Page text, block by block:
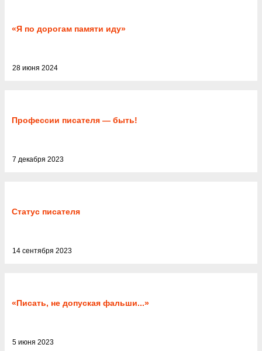
«Я по дорогам памяти иду»
28 июня 2024
Профессии писателя — быть!
7 декабря 2023
Статус писателя
14 сентября 2023
«Писать, не допуская фальши...»
5 июня 2023